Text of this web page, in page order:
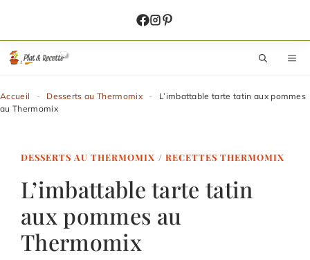
contenu
Accueil - Desserts au Thermomix -
L’imbattable tarte tatin aux pommes
au Thermomix
DESSERTS AU THERMOMIX / RECETTES THERMOMIX
L’imbattable tarte tatin
aux pommes au
Thermomix